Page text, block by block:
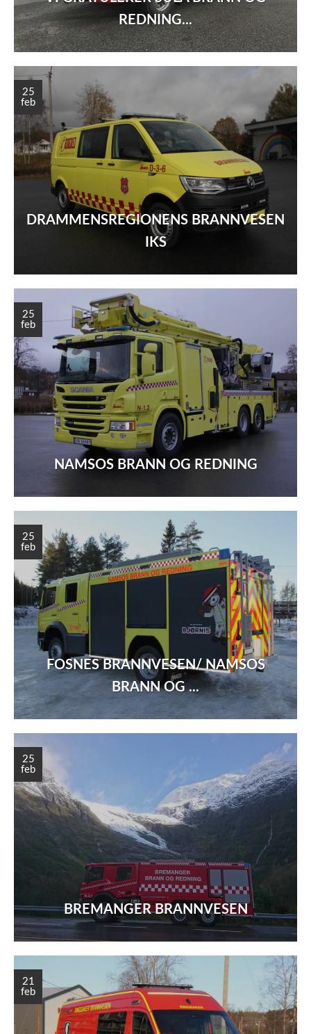
REDNING...
DRAMMENSREGIONENS BRANNVESEN
IKS
25
feb
NAMSOS BRANN OG REDNING
25
feb
FOSNES BRANNVESEN/ NAMSOS
BRANN OG ...
25
feb
BREMANGER BRANNVESEN
25
feb
21
feb